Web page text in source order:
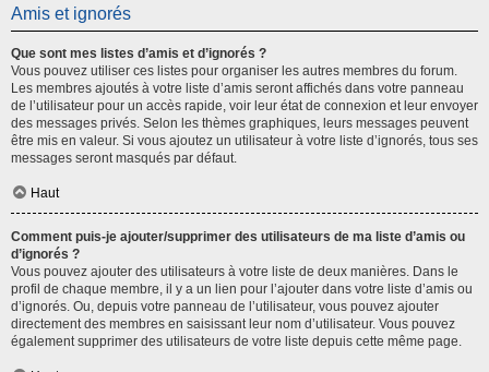
Amis et ignorés
Que sont mes listes d’amis et d’ignorés ?
Vous pouvez utiliser ces listes pour organiser les autres membres du forum.
Les membres ajoutés à votre liste d’amis seront affichés dans votre panneau
de l’utilisateur pour un accès rapide, voir leur état de connexion et leur envoyer
des messages privés. Selon les thèmes graphiques, leurs messages peuvent
être mis en valeur. Si vous ajoutez un utilisateur à votre liste d’ignorés, tous ses
messages seront masqués par défaut.
Haut
Comment puis-je ajouter/supprimer des utilisateurs de ma liste d’amis ou
d’ignorés ?
Vous pouvez ajouter des utilisateurs à votre liste de deux manières. Dans le
profil de chaque membre, il y a un lien pour l’ajouter dans votre liste d’amis ou
d’ignorés. Ou, depuis votre panneau de l’utilisateur, vous pouvez ajouter
directement des membres en saisissant leur nom d’utilisateur. Vous pouvez
également supprimer des utilisateurs de votre liste depuis cette même page.